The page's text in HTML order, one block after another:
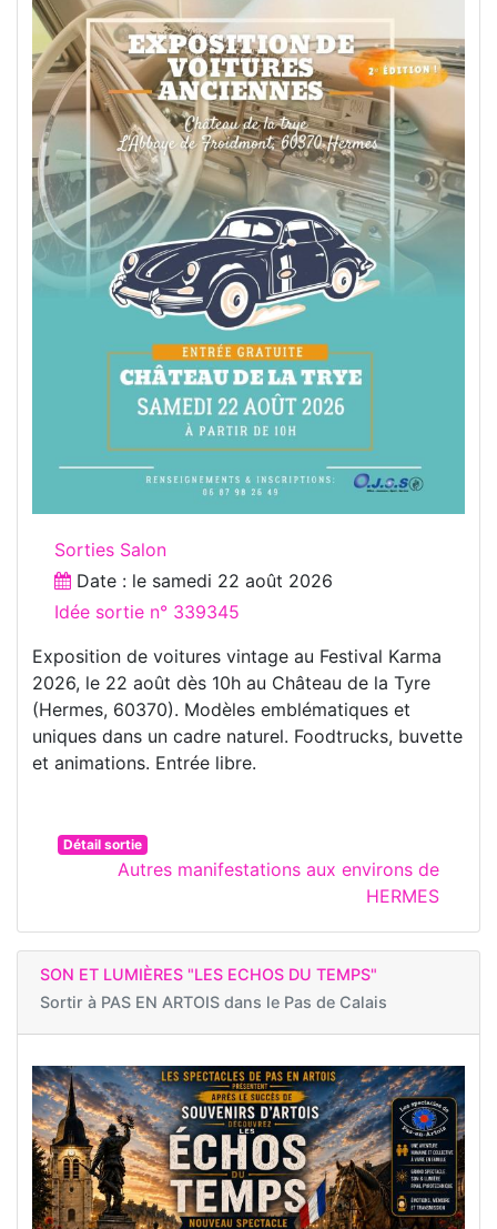
Sorties Salon
Date : le samedi 22 août 2026
Idée sortie n° 339345
Exposition de voitures vintage au Festival Karma
2026, le 22 août dès 10h au Château de la Tyre
(Hermes, 60370). Modèles emblématiques et
uniques dans un cadre naturel. Foodtrucks, buvette
et animations. Entrée libre.
Détail sortie
Autres manifestations aux environs de
HERMES
SON ET LUMIÈRES "LES ECHOS DU TEMPS"
Sortir à PAS EN ARTOIS dans le Pas de Calais